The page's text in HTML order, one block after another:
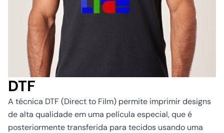
DTF
A técnica DTF (Direct to Film) permite imprimir designs
de alta qualidade em uma película especial, que é
posteriormente transferida para tecidos usando uma